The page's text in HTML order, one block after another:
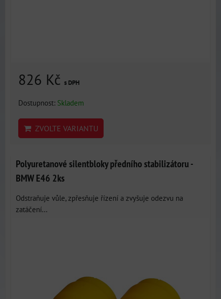
826 Kč s DPH
Dostupnost: Skladem
ZVOLTE VARIANTU
Polyuretanové silentbloky předního stabilizátoru -
BMW E46 2ks
Odstraňuje vůle, zpřesňuje řízení a zvyšuje odezvu na
zatáčení...